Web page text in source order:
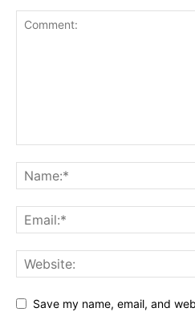
Save my name, email, and